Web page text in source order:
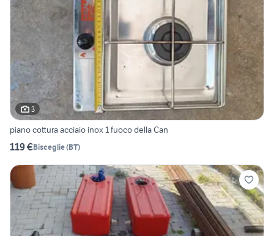
3
piano cottura acciaio inox 1 fuoco della Can
119 €Bisceglie(BT)